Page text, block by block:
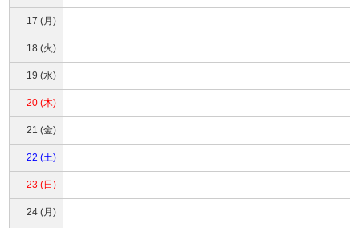
17 (月)
18 (火)
19 (水)
20 (木)
21 (金)
22 (土)
23 (日)
24 (月)